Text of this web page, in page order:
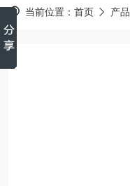
当前位置： 首页 产